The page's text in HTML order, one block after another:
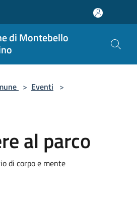
di Montebello
> Eventi >
al parco
di corpo e mente